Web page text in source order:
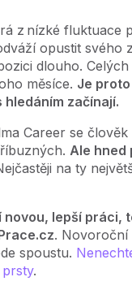
z nízké fluktuace
opustit svého
dlouho.
měsíce. Je
hledáním začínají.
Career se
Ale hned
na ty
novou, lepší práci,
. Novoroční
spoustu.
.